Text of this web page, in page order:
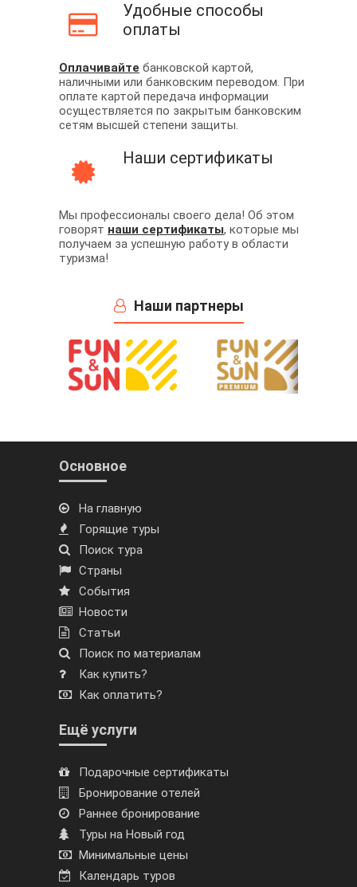
Удобные способы
оплаты
Оплачивайте банковской картой,
наличными или банковским переводом. При
оплате картой передача информации
осуществляется по закрытым банковским
сетям высшей степени защиты.
Наши сертификаты
Мы профессионалы своего дела! Об этом
говорят наши сертификаты, которые мы
получаем за успешную работу в области
туризма!
Наши партнеры
Основное
На главную
Горящие туры
Поиск тура
Страны
События
Новости
Статьи
Поиск по материалам
Как купить?
Как оплатить?
Ещё услуги
Подарочные сертификаты
Бронирование отелей
Раннее бронирование
Туры на Новый год
Минимальные цены
Календарь туров